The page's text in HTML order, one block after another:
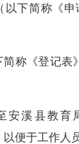
下简称《
称《登记表
溪县教育
便于工作人